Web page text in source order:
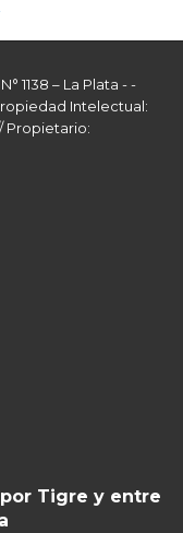
1138 – La Plata - -
Intelectual:
Propietario:
Tigre y entre